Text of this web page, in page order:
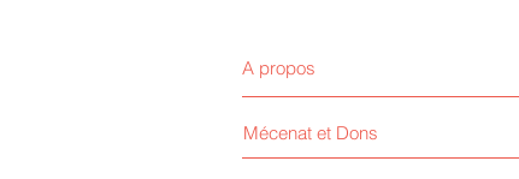
A propos
Mécenat et Dons